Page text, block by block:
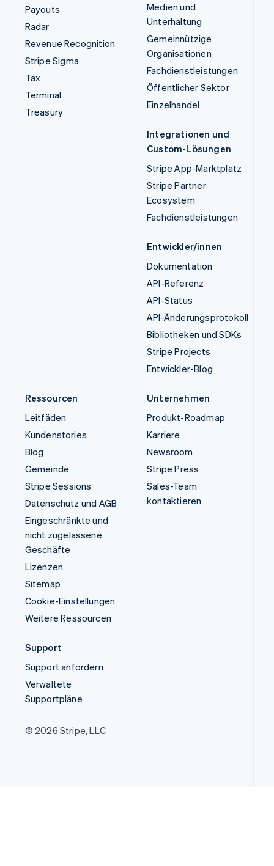
Payouts
Radar
Revenue Recognition
Stripe Sigma
Tax
Terminal
Treasury
Medien und
Unterhaltung
Gemeinnützige
Organisationen
Fachdienstleistungen
Öffentlicher Sektor
Einzelhandel
Integrationen und
Custom-Lösungen
Stripe App-Marktplatz
Stripe Partner
Ecosystem
Fachdienstleistungen
Entwickler/innen
Dokumentation
API-Referenz
API-Status
API-Änderungsprotokoll
Bibliotheken und SDKs
Stripe Projects
Entwickler-Blog
Ressourcen
Leitfäden
Kundenstories
Blog
Gemeinde
Stripe Sessions
Datenschutz und AGB
Eingeschränkte und
nicht zugelassene
Geschäfte
Lizenzen
Sitemap
Cookie-Einstellungen
Weitere Ressourcen
Unternehmen
Produkt-Roadmap
Karriere
Newsroom
Stripe Press
Sales-Team
kontaktieren
Support
Support anfordern
Verwaltete
Supportpläne
© 2026 Stripe, LLC